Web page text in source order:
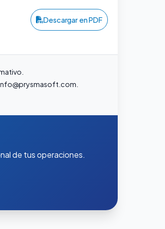
Descargar en PDF
de tus operaciones.